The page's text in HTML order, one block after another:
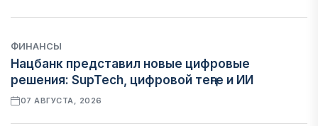
ФИНАНСЫ
Нацбанк представил новые цифровые
решения: SupTech, цифровой теңге и ИИ
07 АВГУСТА, 2026